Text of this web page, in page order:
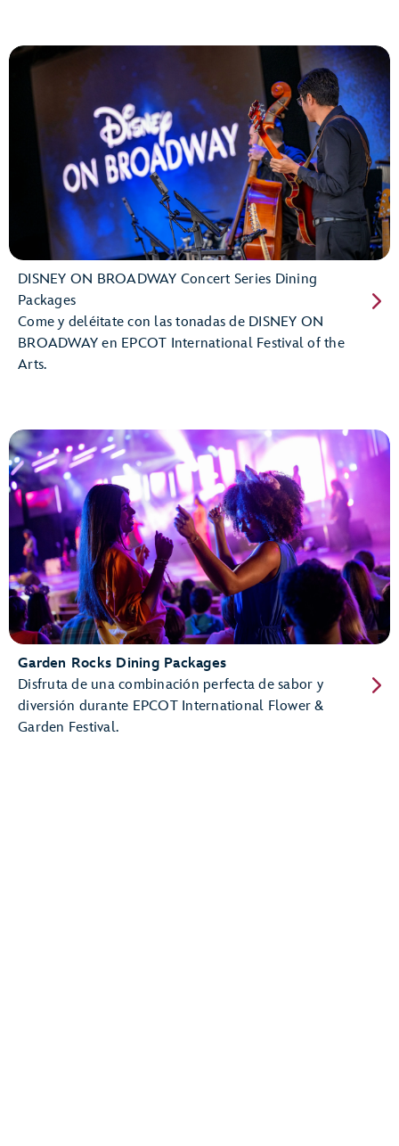
DISNEY ON BROADWAY Concert Series Dining
Packages
Come y deléitate con las tonadas de DISNEY ON
BROADWAY en EPCOT International Festival of the
Arts.
Garden Rocks Dining Packages
Disfruta de una combinación perfecta de sabor y
diversión durante EPCOT International Flower &
Garden Festival.